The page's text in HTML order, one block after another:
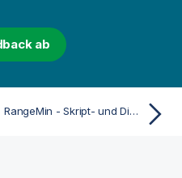
ab
RangeMin - Skript- und Diagrammfunktion